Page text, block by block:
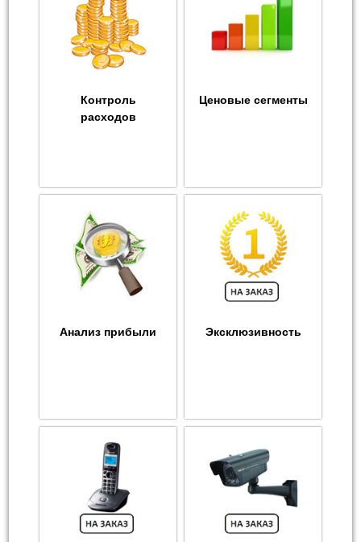
Контроль
расходов
Ценовые сегменты
Анализ прибыли Эксклюзивность